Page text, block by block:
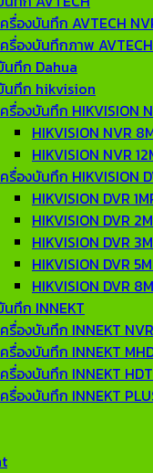
ครื่องบันทึก AVTECH
ครื่องบันทึกภาพ
นทึก Dahua
นทึก hikvision
ครื่องบันทึก HIKVISION
HIKVISION NVR
HIKVISION NVR
ครื่องบันทึก HIKVISION
HIKVISION DVR
HIKVISION DVR
HIKVISION DVR
HIKVISION DVR
HIKVISION DVR
นทึก INNEKT
ครื่องบันทึก INNEKT NVR
ครื่องบันทึก INNEKT
ครื่องบันทึก INNEKT
ครื่องบันทึก INNEKT